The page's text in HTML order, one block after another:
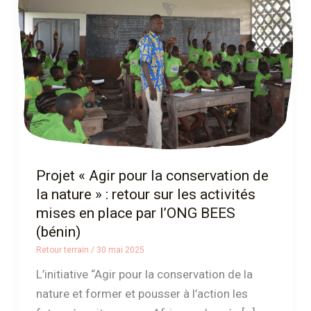
Projet « Agir pour la conservation de
la nature » : retour sur les activités
mises en place par l’ONG BEES
(bénin)
Retour terrain / 30 mai 2025
L’initiative “Agir pour la conservation de la
nature et former et pousser à l’action les
la
conservation
de
la
nature »
:
retour
activités
mises
en
place
l’ONG
BEES